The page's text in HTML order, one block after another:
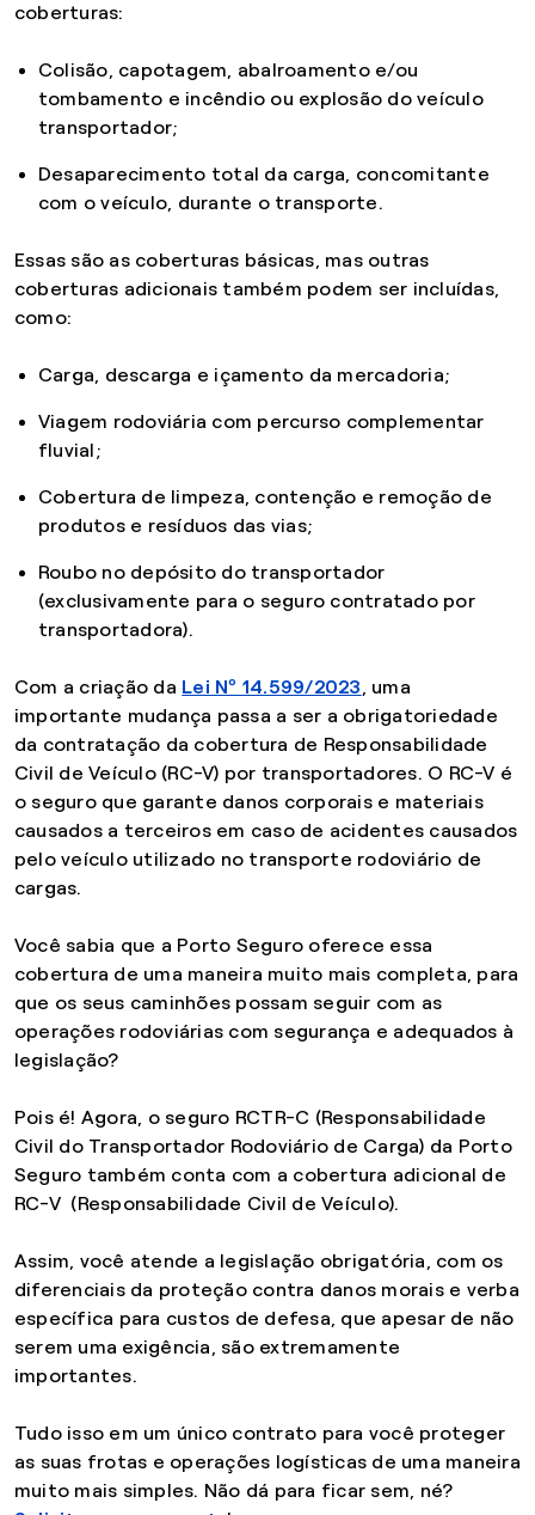
coberturas:
Colisão, capotagem, abalroamento e/ou
tombamento e incêndio ou explosão do veículo
transportador;
Desaparecimento total da carga, concomitante
com o veículo, durante o transporte.
Essas são as coberturas básicas, mas outras
coberturas adicionais também podem ser incluídas,
como:
Carga, descarga e içamento da mercadoria;
Viagem rodoviária com percurso complementar
fluvial;
Cobertura de limpeza, contenção e remoção de
produtos e resíduos das vias;
Roubo no depósito do transportador
(exclusivamente para o seguro contratado por
transportadora).
Com a criação da Lei Nº 14.599/2023
, uma
importante mudança passa a ser a obrigatoriedade
da contratação da cobertura de Responsabilidade
Civil de Veículo (RC-V) por transportadores. O RC-V é
o seguro que garante danos corporais e materiais
causados a terceiros em caso de acidentes causados
pelo veículo utilizado no transporte rodoviário de
cargas.
Você sabia que a Porto Seguro oferece essa
cobertura de uma maneira muito mais completa, para
que os seus caminhões possam seguir com as
operações rodoviárias com segurança e adequados à
legislação?
Pois é! Agora, o seguro RCTR-C (Responsabilidade
Civil do Transportador Rodoviário de Carga) da Porto
Seguro também conta com a cobertura adicional de
RC-V (Responsabilidade Civil de Veículo).
Assim, você atende a legislação obrigatória, com os
diferenciais da proteção contra danos morais e verba
específica para custos de defesa, que apesar de não
serem uma exigência, são extremamente
importantes.
Tudo isso em um único contrato para você proteger
as suas frotas e operações logísticas de uma maneira
muito mais simples. Não dá para ficar sem, né?